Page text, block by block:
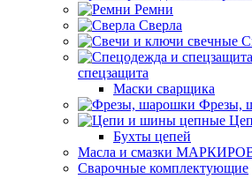
Ремни
Сверла
спецзащита
Маски сварщика
Фрезы,
Бухты цепей
Масла и смазки
Сварочные комплектующие